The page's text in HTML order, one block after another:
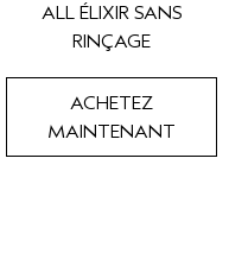
ALL ÉLIXIR SANS
RINÇAGE
ACHETEZ
MAINTENANT